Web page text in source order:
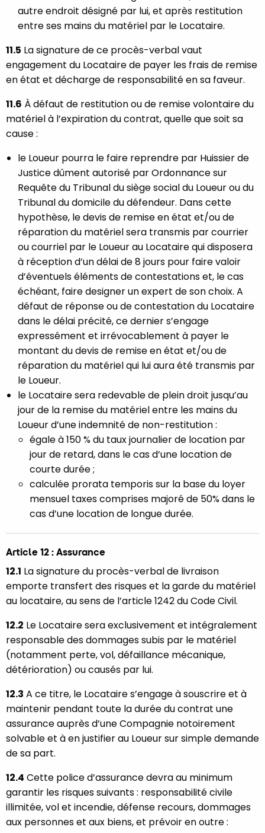
autre endroit désigné par lui, et après restitution
entre ses mains du matériel par le Locataire.
11.5 La signature de ce procès-verbal vaut
engagement du Locataire de payer les frais de remise
en état et décharge de responsabilité en sa faveur.
11.6 À défaut de restitution ou de remise volontaire du
matériel à l’expiration du contrat, quelle que soit sa
cause :
le Loueur pourra le faire reprendre par Huissier de
Justice dûment autorisé par Ordonnance sur
Requête du Tribunal du siège social du Loueur ou du
Tribunal du domicile du défendeur. Dans cette
hypothèse, le devis de remise en état et/ou de
réparation du matériel sera transmis par courrier
ou courriel par le Loueur au Locataire qui disposera
à réception d’un délai de 8 jours pour faire valoir
d’éventuels éléments de contestations et, le cas
échéant, faire designer un expert de son choix. A
défaut de réponse ou de contestation du Locataire
dans le délai précité, ce dernier s’engage
expressément et irrévocablement à payer le
montant du devis de remise en état et/ou de
réparation du matériel qui lui aura été transmis par
le Loueur.
le Locataire sera redevable de plein droit jusqu’au
jour de la remise du matériel entre les mains du
Loueur d’une indemnité de non-restitution :
égale à 150 % du taux journalier de location par
jour de retard, dans le cas d’une location de
courte durée ;
calculée prorata temporis sur la base du loyer
mensuel taxes comprises majoré de 50% dans le
cas d’une location de longue durée.
Article 12 : Assurance
12.1 La signature du procès-verbal de livraison
emporte transfert des risques et la garde du matériel
au locataire, au sens de l’article 1242 du Code Civil.
12.2 Le Locataire sera exclusivement et intégralement
responsable des dommages subis par le matériel
(notamment perte, vol, défaillance mécanique,
détérioration) ou causés par lui.
12.3 A ce titre, le Locataire s’engage à souscrire et à
maintenir pendant toute la durée du contrat une
assurance auprès d’une Compagnie notoirement
solvable et à en justifier au Loueur sur simple demande
de sa part.
12.4 Cette police d’assurance devra au minimum
garantir les risques suivants : responsabilité civile
illimitée, vol et incendie, défense recours, dommages
aux personnes et aux biens, et prévoir en outre :